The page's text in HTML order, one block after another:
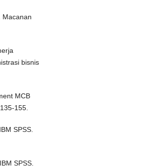
Macanan
bisnis
MCB
155.
SPSS.
SPSS.